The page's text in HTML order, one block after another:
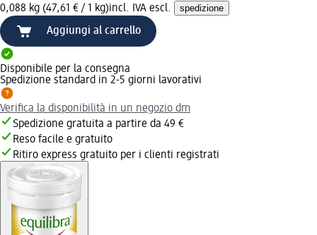
0,088 kg (47,61 € / 1 kg)incl. IVA escl. spedizione
Aggiungi al carrello
Disponibile per la consegna
Spedizione standard in 2-5 giorni lavorativi
Verifica la disponibilità in un negozio dm
Spedizione gratuita a partire da 49 €
Reso facile e gratuito
Ritiro express gratuito per i clienti registrati